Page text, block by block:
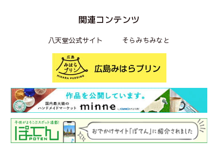
関連コンテンツ
八天堂公式サイト そらみちみなと